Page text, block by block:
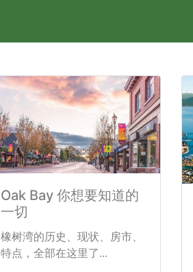
Oak Bay 你想要知道的
一切
橡树湾的历史、现状、房市、
特点，全部在这里了...